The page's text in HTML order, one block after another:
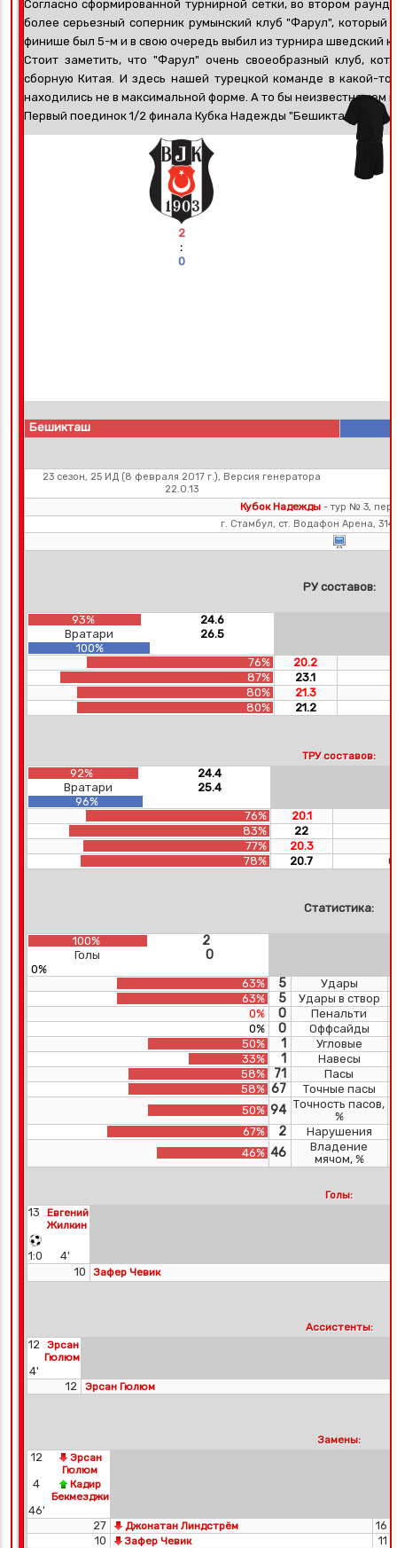
Согласно сформированной турнирной сетки, во втором
более серьезный соперник румынский клуб "Фарул", который
финише был 5-м и в свою очередь выбил из турнира шведский
Стоит заметить, что "Фарул" очень своеобразный клуб,
сборную Китая. И здесь нашей турецкой команде в какой-
находились не в максимальной форме. А то бы неизвестно чем
Первый поединок 1/2 финала Кубка Надежды "Бешикташ"
2
:
0
Бешикташ
23 сезон, 25 ИД (8 февраля 2017 г.), Версия генератора
22.0.13
Кубок Надежды- тур № 3,
г. Стамбул, ст. Водафон Арена,
РУ составов:
93%
24.6
Вратари
26.5
100%
76%
20.2
87%
23.1
80%
21.3
80%
21.2
ТРУ составов:
92%
24.4
Вратари
25.4
96%
76%
20.1
83%
22
77%
20.3
78%
20.7
Статистика:
100% 2
Голы 0
0%
63%
5 Удары
63% 5 Удары в створ
0% 0 Пенальти
0% 0 Оффсайды
50% 1 Угловые
33% 1 Навесы
58% 71 Пасы
58% 67 Точные пасы
50% 94 Точность пасов,
%
67% 2 Нарушения
46% 46
Владение
мячом, %
Голы:
13
Евгений
Жилкин
1:0
4'
10
Зафер Чевик
Ассистенты:
12 Эрсан
Гюлюм
4'
12
Эрсан Гюлюм
Замены:
12
Эрсан
Гюлюм
4
Кадир
Бекмезджи
46'
27
Джонатан Линдстрём
16
10
Зафер Чевик 11